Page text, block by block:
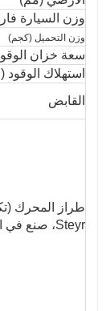
وزن السيارة
وزن التحميل (كجم)
سعة خزان
استهلاك الوقود
القابض
طراز المحرك
Steyr، صنع في الصين)